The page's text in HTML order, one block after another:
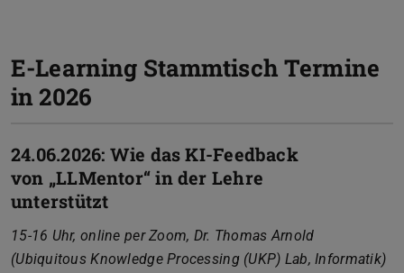
E-Learning Stammtisch Termine
in 2026
24.06.2026: Wie das KI-Feedback
von „LLMentor“ in der Lehre
unterstützt
15-16 Uhr, online per Zoom, Dr. Thomas Arnold
(Ubiquitous Knowledge Processing (UKP) Lab, Informatik)